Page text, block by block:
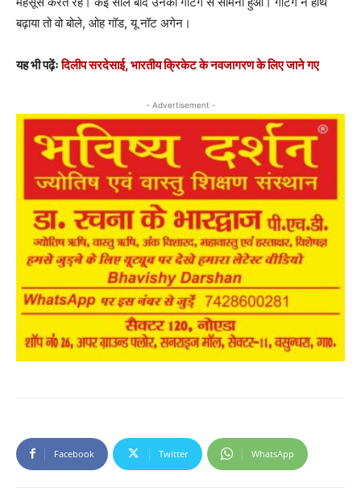
बढ़ाया तो वो बोले, ओह गॉड, यू नॉट अगेन।
यह भी पढ़ेंःदिलीप सरदेसाई, भारतीय क्रिकेट के नवजागरण के लिए जाने गए
- Advertisement -
Facebook Twitter WhatsApp